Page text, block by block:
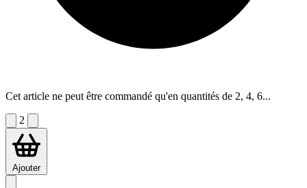
Cet article ne peut être commandé qu'en quantités de 2, 4, 6...
2
Ajouter